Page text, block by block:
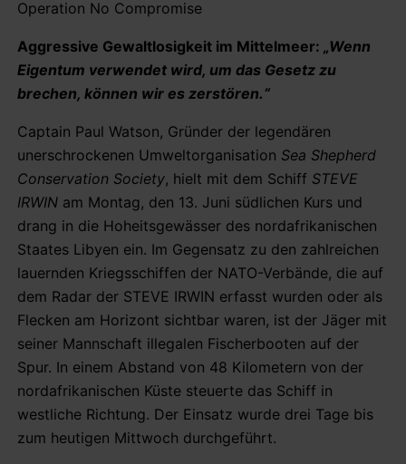
Operation No Compromise
Aggressive Gewaltlosigkeit im Mittelmeer: „Wenn
Eigentum verwendet wird, um das Gesetz zu
brechen, können wir es zerstören.“
Captain Paul Watson, Gründer der legendären
unerschrockenen Umweltorganisation Sea Shepherd
Conservation Society, hielt mit dem Schiff STEVE
IRWIN am Montag, den 13. Juni südlichen Kurs und
drang in die Hoheitsgewässer des nordafrikanischen
Staates Libyen ein. Im Gegensatz zu den zahlreichen
lauernden Kriegsschiffen der NATO-Verbände, die auf
dem Radar der STEVE IRWIN erfasst wurden oder als
Flecken am Horizont sichtbar waren, ist der Jäger mit
seiner Mannschaft illegalen Fischerbooten auf der
Spur. In einem Abstand von 48 Kilometern von der
nordafrikanischen Küste steuerte das Schiff in
westliche Richtung. Der Einsatz wurde drei Tage bis
zum heutigen Mittwoch durchgeführt.